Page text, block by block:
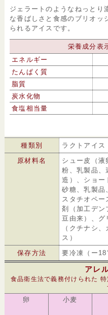
ジェラートのようなねっとり
な香ばしさと食感のブリオッ
られるアイスです。
栄養成分表
エネルギー
たんぱく質
脂質
炭水化物
食塩相当量
種類別
ラクトアイス
原材料名
シュー皮（液
粉、乳製品、
造）、ショー
砂糖、乳製品
スタチオペー
剤（加工デン
豆由来）、グ
（クチナシ
ス）
保存方法
要冷凍（ー
アレ
食品衛生法で義務付けられた
卵 小麦